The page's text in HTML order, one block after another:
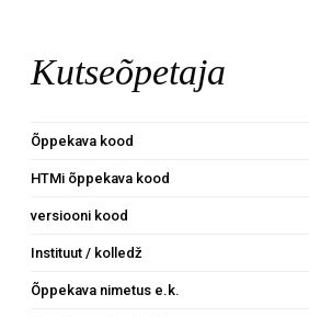
Kutseõpetaja
Õppekava kood
HTMi õppekava kood
versiooni kood
Instituut / kolledž
Õppekava nimetus e.k.